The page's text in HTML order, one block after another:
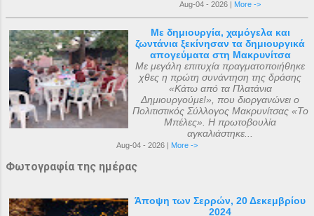
Aug-04 - 2026 | More ->
Με δημιουργία, χαμόγελα και
ζωντάνια ξεκίνησαν τα δημιουργικά
απογεύματα στη Μακρυνίτσα
Με μεγάλη επιτυχία πραγματοποιήθηκε
χθες η πρώτη συνάντηση της δράσης
«Κάτω από τα Πλατάνια
Δημιουργούμε!», που διοργανώνει ο
Πολιτιστικός Σύλλογος Μακρυνίτσας «Το
Μπέλες». Η πρωτοβουλία
αγκαλιάστηκε...
Aug-04 - 2026 | More ->
Φωτογραφία της ημέρας
Άποψη των Σερρών, 20 Δεκεμβρίου
2024